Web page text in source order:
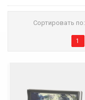
Сортировать по:
1